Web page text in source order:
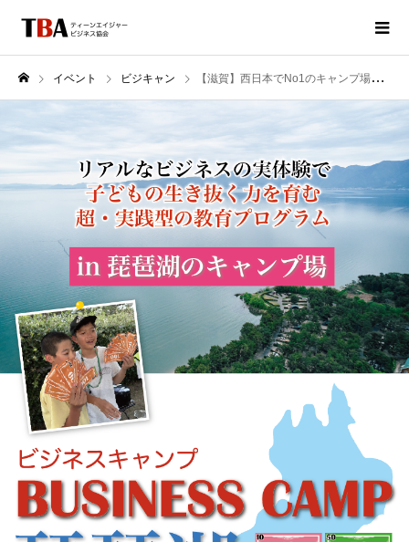
イベント ビジキャン 【滋賀】西日本でNo1のキャンプ場！ ビジネスキャンプ琵琶湖2026